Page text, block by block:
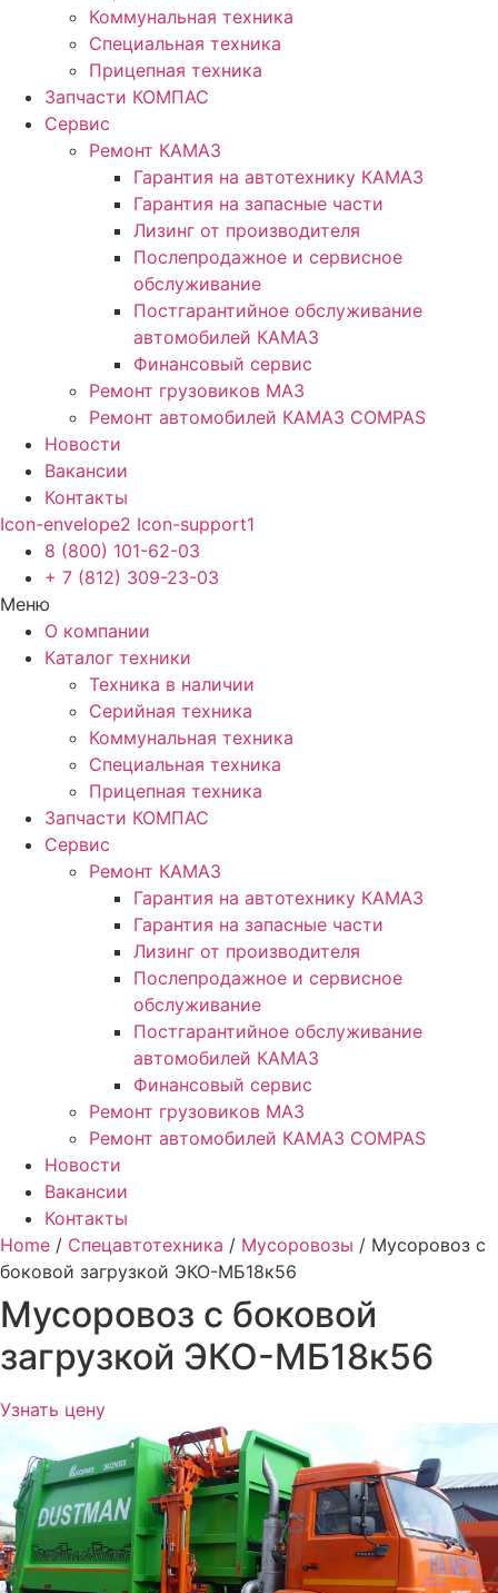
Коммунальная техника
Специальная техника
Прицепная техника
Запчасти КОМПАС
Сервис
Ремонт КАМАЗ
Гарантия на автотехнику КАМАЗ
Гарантия на запасные части
Лизинг от производителя
Послепродажное и сервисное
обслуживание
Постгарантийное обслуживание
автомобилей КАМАЗ
Финансовый сервис
Ремонт грузовиков МАЗ
Ремонт автомобилей КАМАЗ COMPAS
Новости
Вакансии
Контакты
Icon-envelope2 Icon-support1
8 (800) 101-62-03
+ 7 (812) 309-23-03
Меню
О компании
Каталог техники
Техника в наличии
Серийная техника
Коммунальная техника
Специальная техника
Прицепная техника
Запчасти КОМПАС
Сервис
Ремонт КАМАЗ
Гарантия на автотехнику КАМАЗ
Гарантия на запасные части
Лизинг от производителя
Послепродажное и сервисное
обслуживание
Постгарантийное обслуживание
автомобилей КАМАЗ
Финансовый сервис
Ремонт грузовиков МАЗ
Ремонт автомобилей КАМАЗ COMPAS
Новости
Вакансии
Контакты
Home / Спецавтотехника / Мусоровозы / Мусоровоз с
боковой загрузкой ЭКО-МБ18к56
Мусоровоз с боковой
загрузкой ЭКО-МБ18к56
Узнать цену